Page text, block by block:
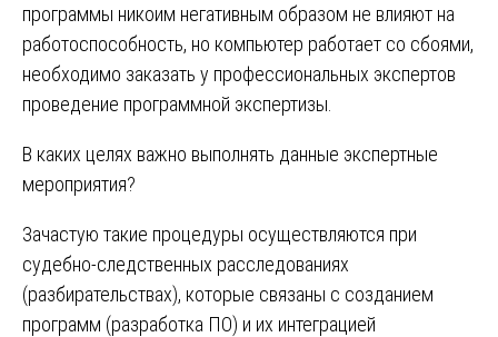
программы никоим негативным образом не влияют на
работоспособность, но компьютер работает со сбоями,
необходимо заказать у профессиональных экспертов
проведение программной экспертизы.
В каких целях важно выполнять данные экспертные
мероприятия?
Зачастую такие процедуры осуществляются при
судебно-следственных расследованиях
(разбирательствах), которые связаны с созданием
программ (разработка ПО) и их интеграцией